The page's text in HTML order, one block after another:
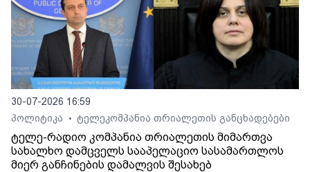
30-07-2026 16:59
პოლიტიკა
• ტელეკომპანია თრიალეთის განცხადებები
ტელე-რადიო კომპანია თრიალეთის მიმართვა
სახალხო დამცველს სააპელაციო სასამართლოს
მიერ განჩინების დამალვის შესახებ